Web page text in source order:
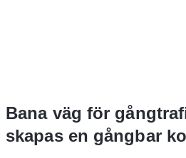
Bana väg för
skapas en gångbar